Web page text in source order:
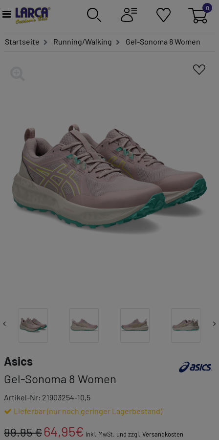
0
Startseite Running/Walking Gel-Sonoma 8 Women
Asics
Gel-Sonoma 8 Women
Artikel-Nr: 21903254-10,5
Lieferbar (nur noch geringer Lagerbestand)
99.95 €64,95€ inkl. MwSt. und zzgl. Versandkosten